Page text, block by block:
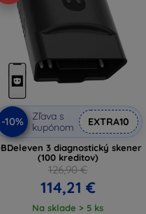
-10%
Zľava s
kupónom
EXTRA10
3 diagnostický skener
(100 kreditov)
126,90 €
114,21 €
Na sklade > 5 ks